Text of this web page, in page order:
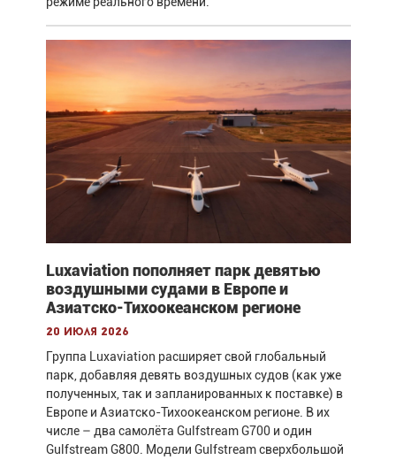
Luxaviation пополняет парк девятью
воздушными судами в Европе и
Азиатско-Тихоокеанском регионе
20 июля 2026
Группа Luxaviation расширяет свой глобальный
парк, добавляя девять воздушных судов (как уже
полученных, так и запланированных к поставке) в
Европе и Азиатско-Тихоокеанском регионе. В их
числе – два самолёта Gulfstream G700 и один
Gulfstream G800. Модели Gulfstream сверхбольшой